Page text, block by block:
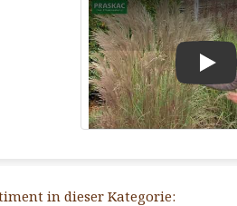
Play
in dieser Kategorie: